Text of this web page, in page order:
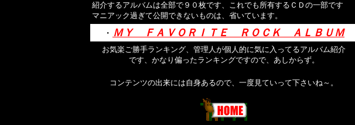
紹介するアルバムは全部で９０枚です、これでも所有するＣＤの一部です
マニアック過ぎて公開できないものは、省いています。
・ ＭＹ ＦＡＶＯＲＩＴＥ ＲＯＣＫ ＡＬＢＵＭ
お気楽ご勝手ランキング、管理人が個人的に気に入ってるアルバム紹介
です、かなり偏ったランキングですので、あしからず。
コンテンツの出来には自身あるので、一度見ていって下さいね～。